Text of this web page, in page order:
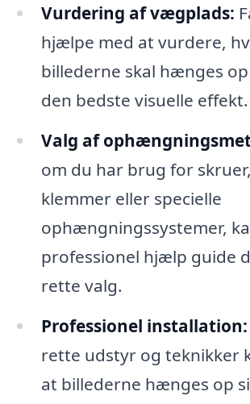
Vurdering af vægplads:
hjælpe med at vurdere,
billederne skal hænges
den bedste visuelle effekt.
Valg af
om du har brug for
klemmer eller specielle
ophængningssystemer,
professionel hjælp guide
rette valg.
Professionel installation:
rette udstyr og teknikker
at billederne hænges op